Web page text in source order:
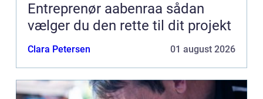
Entreprenør aabenraa sådan
vælger du den rette til dit projekt
Clara Petersen 01 august 2026